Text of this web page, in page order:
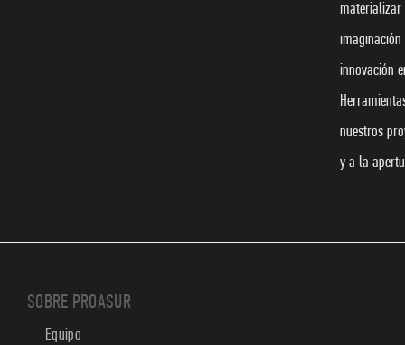
materializar
imaginación
innovación
nuestros
y a la
SOBRE PROASUR
Equipo